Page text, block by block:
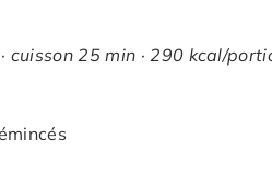
cuisson 25 min · 290 kcal/